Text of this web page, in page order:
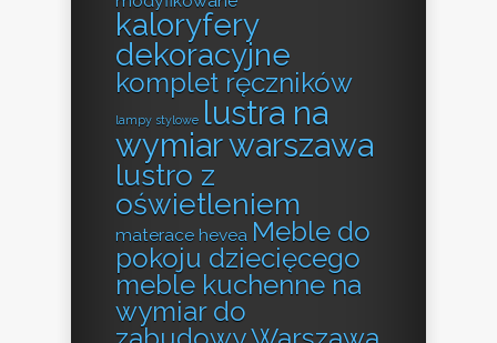
kaloryfery
dekoracyjne
komplet ręczników
lampy stylowe lustra na
wymiar warszawa
lustro z
oświetleniem
materace hevea Meble do
pokoju dziecięcego
meble kuchenne na
wymiar do